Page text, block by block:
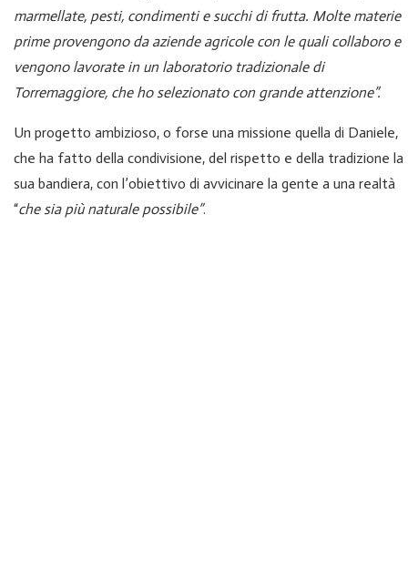
marmellate, pesti, condimenti e succhi di frutta. Molte materie
prime provengono da aziende agricole con le quali collaboro e
vengono lavorate in un laboratorio tradizionale di
Torremaggiore, che ho selezionato con grande attenzione”.
Un progetto ambizioso, o forse una missione quella di Daniele,
che ha fatto della condivisione, del rispetto e della tradizione la
sua bandiera, con l’obiettivo di avvicinare la gente a una realtà
“che sia più naturale possibile”.